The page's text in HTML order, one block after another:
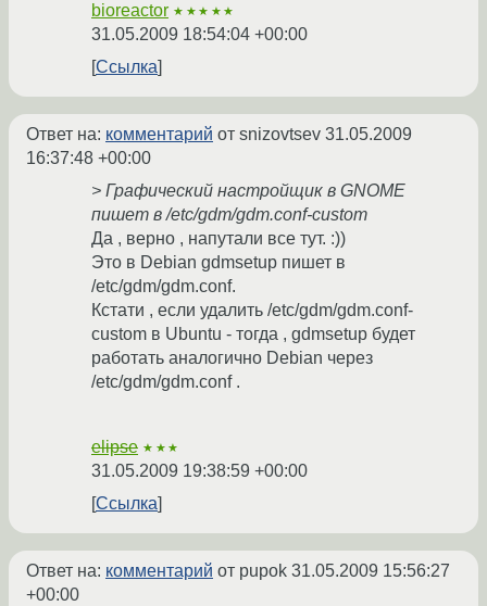
bioreactor ★★★★★
31.05.2009 18:54:04 +00:00
Ссылка
Ответ на: комментарий от snizovtsev 31.05.2009
16:37:48 +00:00
> Графический настройщик в GNOME
пишет в /etc/gdm/gdm.conf-custom
Да , верно , напутали все тут. :))
Это в Debian gdmsetup пишет в
/etc/gdm/gdm.conf.
Кстати , если удалить /etc/gdm/gdm.conf-
custom в Ubuntu - тогда , gdmsetup будет
работать аналогично Debian через
/etc/gdm/gdm.conf .
elipse ★★★
31.05.2009 19:38:59 +00:00
Ссылка
Ответ на: комментарий от pupok 31.05.2009 15:56:27
+00:00